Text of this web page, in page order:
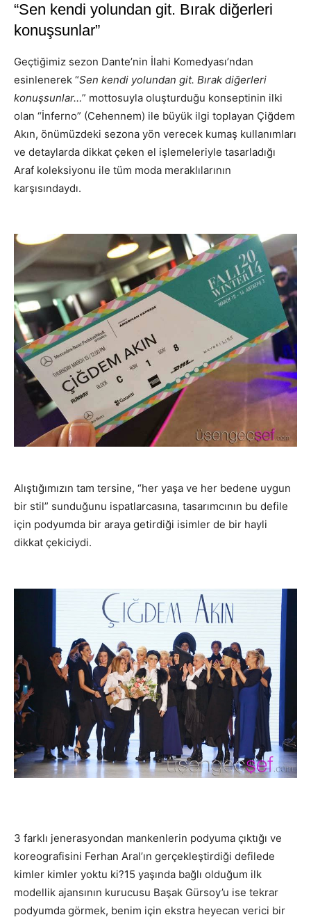
“Sen kendi yolundan git. Bırak diğerleri
konuşsunlar”
Geçtiğimiz sezon Dante’nin İlahi Komedyası’ndan
esinlenerek “Sen kendi yolundan git. Bırak diğerleri
konuşsunlar…” mottosuyla oluşturduğu konseptinin ilki
olan “İnferno” (Cehennem) ile büyük ilgi toplayan Çiğdem
Akın, önümüzdeki sezona yön verecek kumaş kullanımları
ve detaylarda dikkat çeken el işlemeleriyle tasarladığı
Araf koleksiyonu ile tüm moda meraklılarının
karşısındaydı.
Alıştığımızın tam tersine, “her yaşa ve her bedene uygun
bir stil” sunduğunu ispatlarcasına, tasarımcının bu defile
için podyumda bir araya getirdiği isimler de bir hayli
dikkat çekiciydi.
3 farklı jenerasyondan mankenlerin podyuma çıktığı ve
koreografisini Ferhan Aral’ın gerçekleştirdiği defilede
kimler kimler yoktu ki?15 yaşında bağlı olduğum ilk
modellik ajansının kurucusu Başak Gürsoy’u ise tekrar
podyumda görmek, benim için ekstra heyecan verici bir